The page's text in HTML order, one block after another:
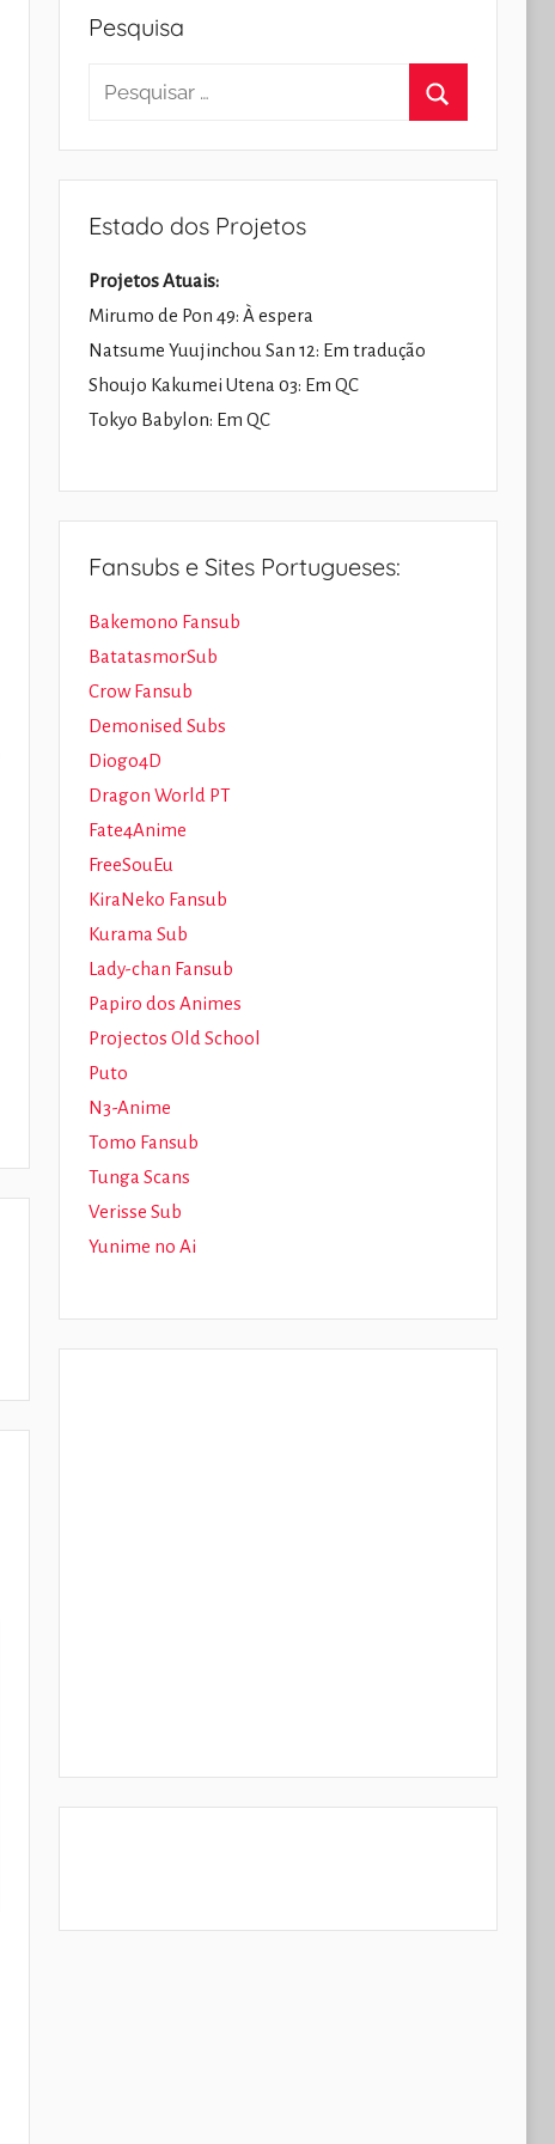
Pesquisa
Pesquisar
Estado dos Projetos
Projetos Atuais:
Mirumo de Pon 49: À espera
Natsume Yuujinchou San 12: Em tradução
Shoujo Kakumei Utena 03: Em QC
Tokyo Babylon: Em QC
Fansubs e Sites Portugueses:
Bakemono Fansub
BatatasmorSub
Crow Fansub
Demonised Subs
Diogo4D
Dragon World PT
Fate4Anime
FreeSouEu
KiraNeko Fansub
Kurama Sub
Lady-chan Fansub
Papiro dos Animes
Projectos Old School
Puto
N3-Anime
Tomo Fansub
Tunga Scans
Verisse Sub
Yunime no Ai